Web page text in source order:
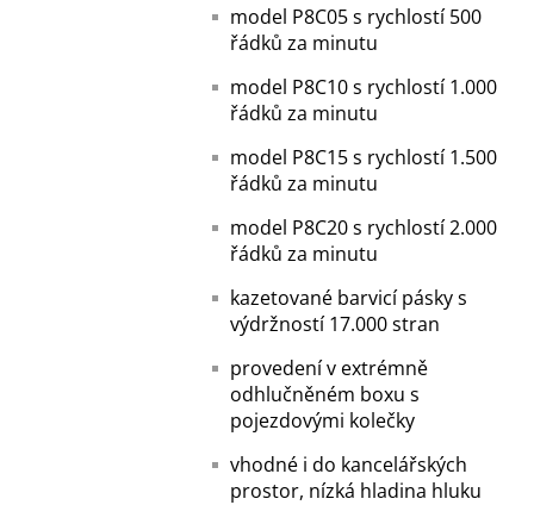
model P8C05 s rychlostí 500
řádků za minutu
model P8C10 s rychlostí 1.000
řádků za minutu
model P8C15 s rychlostí 1.500
řádků za minutu
model P8C20 s rychlostí 2.000
řádků za minutu
kazetované barvicí pásky s
výdržností 17.000 stran
provedení v extrémně
odhlučněném boxu s
pojezdovými kolečky
vhodné i do kancelářských
prostor, nízká hladina hluku